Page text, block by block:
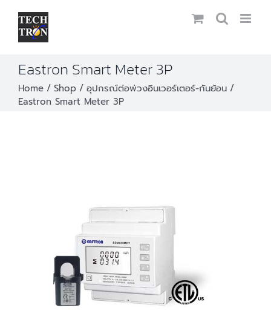
Skip
Eastron Smart Meter 3P
Home Shop
อุปกรณ์ต่อพ่วงอินเวอร์เตอร์-กันย้อน
Eastron Smart Meter 3P